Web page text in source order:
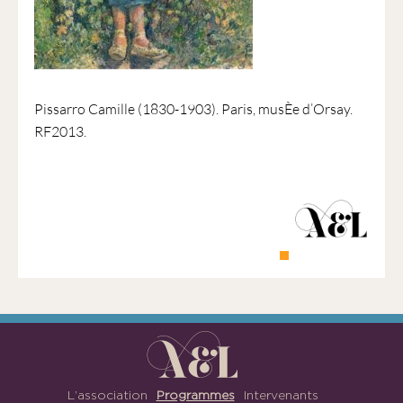
1901
ayant
une
vocation
Pissarro Camille (1830-1903). Paris, musÈe d’Orsay.
RF2013.
L’association Programmes
Intervenants